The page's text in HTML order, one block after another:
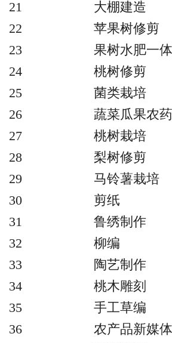
21
大棚建造
22
苹果树修剪
23
果树水肥一
24
桃树修剪
25
菌类栽培
26
蔬菜瓜果农
27
桃树栽培
28
梨树修剪
29
马铃薯栽培
30
剪纸
31
鲁绣制作
32
柳编
33
陶艺制作
34
桃木雕刻
35
手工草编
36
农产品新媒